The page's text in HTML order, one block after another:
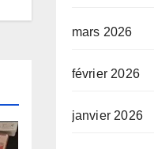
mars 2026
février 2026
janvier 2026